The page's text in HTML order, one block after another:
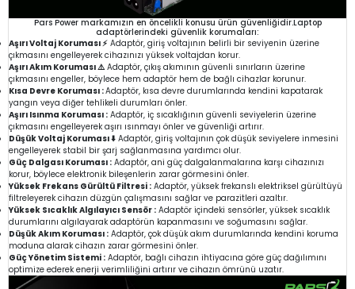
Pars Power markamızın en öncelikli konusu ürün güvenliğidir.Laptop
adaptörlerindeki güvenlik korumaları:
Aşırı Voltaj Koruması ⚡ Adaptör, giriş voltajının belirli bir seviyenin üzerine
çıkmasını engelleyerek cihazınızı yüksek voltajdan korur.
Aşırı Akım Koruması ⚠️Adaptör, çıkış akımının güvenli sınırların üzerine
çıkmasını engeller, böylece hem adaptör hem de bağlı cihazlar korunur.
Kısa Devre Koruması :Adaptör, kısa devre durumlarında kendini kapatarak
yangın veya diğer tehlikeli durumları önler.
Aşırı Isınma Koruması : Adaptör, iç sıcaklığının güvenli seviyelerin üzerine
çıkmasını engelleyerek aşırı ısınmayı önler ve güvenliği artırır.
Düşük Voltaj Koruması ⬇️ Adaptör, giriş voltajının çok düşük seviyelere inmesini
engelleyerek stabil bir şarj sağlanmasına yardımcı olur.
Güç Dalgası Koruması : Adaptör, ani güç dalgalanmalarına karşı cihazınızı
korur, böylece elektronik bileşenlerin zarar görmesini önler.
Yüksek Frekans Gürültü Filtresi : Adaptör, yüksek frekanslı elektriksel gürültüyü
filtreleyerek cihazın düzgün çalışmasını sağlar ve parazitleri azaltır.
Yüksek Sıcaklık Algılayıcı Sensör : Adaptör içindeki sensörler, yüksek sıcaklık
durumlarını algılayarak adaptörün kapanmasını ve soğumasını sağlar.
Düşük Akım Koruması : Adaptör, çok düşük akım durumlarında kendini koruma
moduna alarak cihazın zarar görmesini önler.
Güç Yönetim Sistemi : Adaptör, bağlı cihazın ihtiyacına göre güç dağılımını
optimize ederek enerji verimliliğini artırır ve cihazın ömrünü uzatır.